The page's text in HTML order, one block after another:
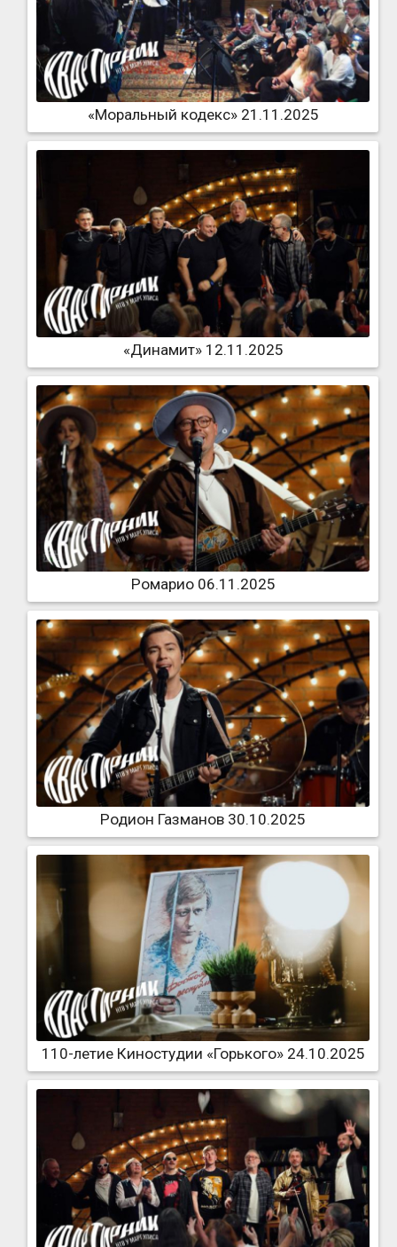
«Моральный кодекс» 21.11.2025
«Динамит» 12.11.2025
Ромарио 06.11.2025
Родион Газманов 30.10.2025
110-летие Киностудии «Горького» 24.10.2025